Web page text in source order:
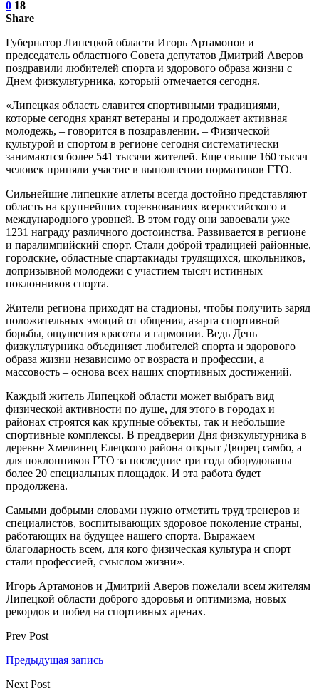
0 18
Share
Губернатор Липецкой области Игорь Артамонов и
председатель областного Совета депутатов Дмитрий Аверов
поздравили любителей спорта и здорового образа жизни с
Днем физкультурника, который отмечается сегодня.
«Липецкая область славится спортивными традициями,
которые сегодня хранят ветераны и продолжает активная
молодежь, – говорится в поздравлении. – Физической
культурой и спортом в регионе сегодня систематически
занимаются более 541 тысячи жителей. Еще свыше 160 тысяч
человек приняли участие в выполнении нормативов ГТО.
Сильнейшие липецкие атлеты всегда достойно представляют
область на крупнейших соревнованиях всероссийского и
международного уровней. В этом году они завоевали уже
1231 награду различного достоинства. Развивается в регионе
и паралимпийский спорт. Стали доброй традицией районные,
городские, областные спартакиады трудящихся, школьников,
допризывной молодежи с участием тысяч истинных
поклонников спорта.
Жители региона приходят на стадионы, чтобы получить заряд
положительных эмоций от общения, азарта спортивной
борьбы, ощущения красоты и гармонии. Ведь День
физкультурника объединяет любителей спорта и здорового
образа жизни независимо от возраста и профессии, а
массовость – основа всех наших спортивных достижений.
Каждый житель Липецкой области может выбрать вид
физической активности по душе, для этого в городах и
районах строятся как крупные объекты, так и небольшие
спортивные комплексы. В преддверии Дня физкультурника в
деревне Хмелинец Елецкого района открыт Дворец самбо, а
для поклонников ГТО за последние три года оборудованы
более 20 специальных площадок. И эта работа будет
продолжена.
Самыми добрыми словами нужно отметить труд тренеров и
специалистов, воспитывающих здоровое поколение страны,
работающих на будущее нашего спорта. Выражаем
благодарность всем, для кого физическая культура и спорт
стали профессией, смыслом жизни».
Игорь Артамонов и Дмитрий Аверов пожелали всем жителям
Липецкой области доброго здоровья и оптимизма, новых
рекордов и побед на спортивных аренах.
Prev Post
Предыдущая запись
Next Post